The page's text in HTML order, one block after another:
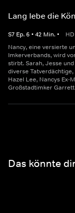
Lang lebe die
S7 Ep.6 • 42 Min. • HD
Nancy, eine versierte
Imkerverbands, wird
stirbt. Sarah, Jesse
diverse
Hazel Lee, Nancys Ex-
Großstadtimker
Das könnte